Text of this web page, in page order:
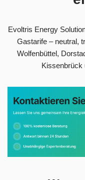
Evoltris Energy
Gastarife – neutral,
Wolfenbüttel,
Kissenbrück